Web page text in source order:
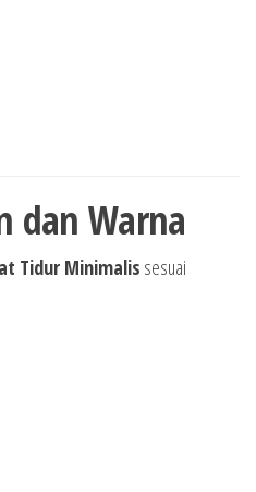
dan Warna
Tidur Minimalis sesuai